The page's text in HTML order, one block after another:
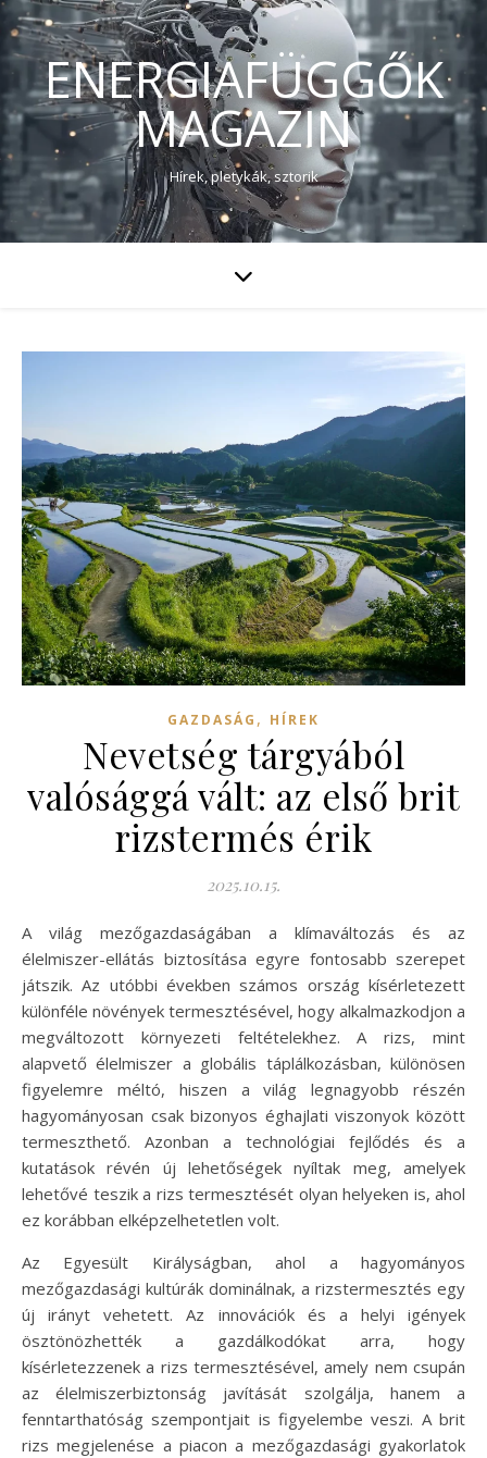
ENERGIAFÜGGŐK
MAGAZIN
Hírek, pletykák, sztorik
GAZDASÁG , HÍREK
Nevetség tárgyából
valósággá vált: az első brit
rizstermés érik
2025.10.15.
A világ mezőgazdaságában a klímaváltozás és az
élelmiszer-ellátás biztosítása egyre fontosabb szerepet
játszik. Az utóbbi években számos ország kísérletezett
különféle növények termesztésével, hogy alkalmazkodjon a
megváltozott környezeti feltételekhez. A rizs, mint
alapvető élelmiszer a globális táplálkozásban, különösen
figyelemre méltó, hiszen a világ legnagyobb részén
hagyományosan csak bizonyos éghajlati viszonyok között
termeszthető. Azonban a technológiai fejlődés és a
kutatások révén új lehetőségek nyíltak meg, amelyek
lehetővé teszik a rizs termesztését olyan helyeken is, ahol
ez korábban elképzelhetetlen volt.
Az Egyesült Királyságban, ahol a hagyományos
mezőgazdasági kultúrák dominálnak, a rizstermesztés egy
új irányt vehetett. Az innovációk és a helyi igények
ösztönözhették a gazdálkodókat arra, hogy
kísérletezzenek a rizs termesztésével, amely nem csupán
az élelmiszerbiztonság javítását szolgálja, hanem a
fenntarthatóság szempontjait is figyelembe veszi. A brit
rizs megjelenése a piacon a mezőgazdasági gyakorlatok